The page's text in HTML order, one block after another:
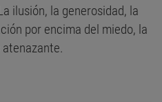
ilusión, la generosidad, la
por encima del miedo, la